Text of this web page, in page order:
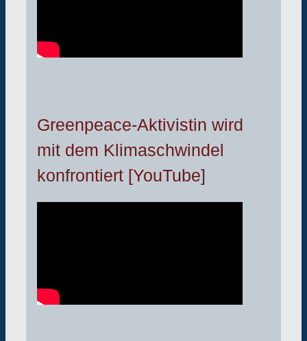
Greenpeace-Aktivistin wird
mit dem Klimaschwindel
konfrontiert [YouTube]